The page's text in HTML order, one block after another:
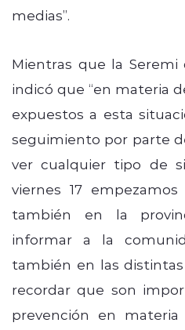
medias”.
Mientras que la Seremi
indicó que “en materia
expuestos a esta
seguimiento por parte
ver cualquier tipo de
viernes 17
también en la
informar a la
también en las
recordar que son
prevención en